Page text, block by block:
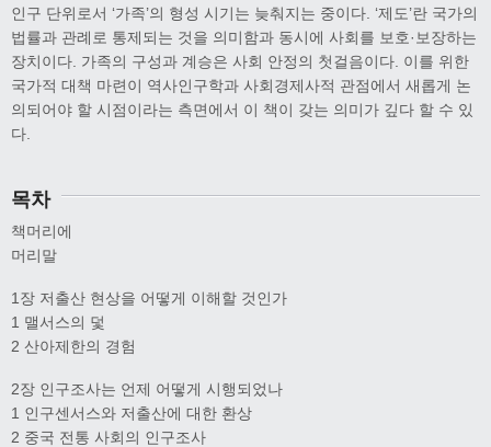
인구 단위로서 ‘가족’의 형성 시기는 늦춰지는 중이다. ‘제도’란 국가의
법률과 관례로 통제되는 것을 의미함과 동시에 사회를 보호·보장하는
장치이다. 가족의 구성과 계승은 사회 안정의 첫걸음이다. 이를 위한
국가적 대책 마련이 역사인구학과 사회경제사적 관점에서 새롭게 논
의되어야 할 시점이라는 측면에서 이 책이 갖는 의미가 깊다 할 수 있
다.
목차
책머리에
머리말
1장 저출산 현상을 어떻게 이해할 것인가
1 맬서스의 덫
2 산아제한의 경험
2장 인구조사는 언제 어떻게 시행되었나
1 인구센서스와 저출산에 대한 환상
2 중국 전통 사회의 인구조사